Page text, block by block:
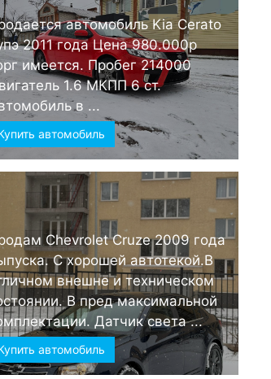
автомобиль Kia Cerato
2011 года Цена 980.000р
имеется. Пробег 214000
1.6 МКПП 6 ст.
в ...
автомобиль
Chevrolet Cruze 2009 года
С хорошей автотекой.В
внешне и техническом
В пред максимальной
Датчик света ...
автомобиль